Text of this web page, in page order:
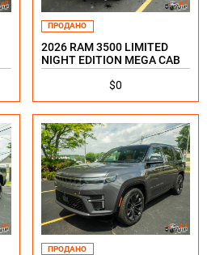
ПРОДАНО
2026 RAM 3500 LIMITED
NIGHT EDITION MEGA CAB
$0
ПРОДАНО